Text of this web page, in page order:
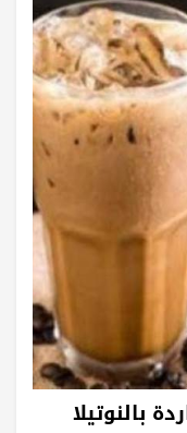
بالنوتيلا